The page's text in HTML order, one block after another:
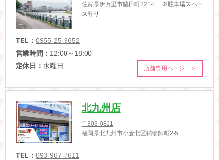
佐賀県伊万里市脇田町221-1
※駐車場スペー
ス有り
TEL： 0955-25-9652
営業時間： 12:00～18:00
定休日： 水曜日 店舗専用ページ ＞
北九州店
〒803-0821
福岡県北九州市小倉北区鋳物師町2-5
TEL： 093-967-7611